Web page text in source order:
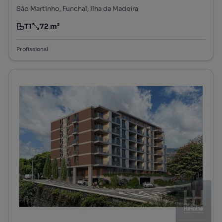
São Martinho, Funchal, Ilha da Madeira
Tipologia
T1
Preço por metro quadrado
72 m²
Profissional